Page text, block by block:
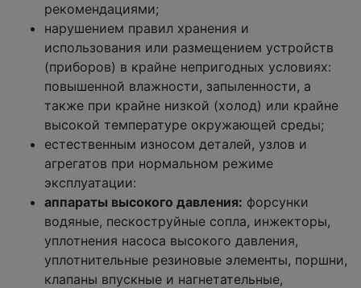
рекомендациями;
нарушением правил хранения и
использования или размещением устройств
(приборов) в крайне непригодных условиях:
повышенной влажности, запыленности, а
также при крайне низкой (холод) или крайне
высокой температуре окружающей среды;
естественным износом деталей, узлов и
агрегатов при нормальном режиме
эксплуатации:
аппараты высокого давления: форсунки
водяные, пескоструйные сопла, инжекторы,
уплотнения насоса высокого давления,
уплотнительные резиновые элементы, поршни,
клапаны впускные и нагнетательные,